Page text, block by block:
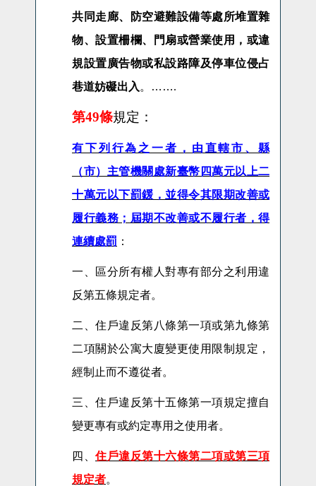
共同走廊、防空避難設備等處所堆置雜
物、設置柵欄、門扇或營業使用，或違
規設置廣告物或私設路障及停車位侵占
巷道妨礙出入 。 …….
第49條規定：
有下列行為之一者，由直轄市、縣
（市）主管機關處新臺幣四萬元以上二
十萬元以下罰鍰，並得令其限期改善或
履行義務；屆期不改善或不履行者，得
連續處罰 ：
一、區分所有權人對專有部分之利用違
反第五條規定者。
二、住戶違反第八條第一項或第九條第
二項關於公寓大廈變更使用限制規定，
經制止而不遵從者。
三、住戶違反第十五條第一項規定擅自
變更專有或約定專用之使用者。
四、 住戶違反第十六條第二項或第三項
規定者。